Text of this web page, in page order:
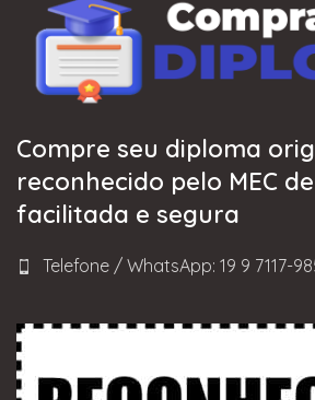
Compre seu diploma
reconhecido pelo MEC
facilitada e segura
Telefone / WhatsApp: 19 9 7117-